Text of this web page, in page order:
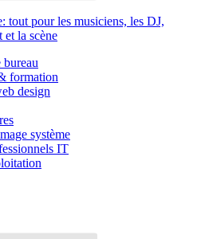
tout pour les musiciens, les DJ,
et la scène
formation
design
système
IT